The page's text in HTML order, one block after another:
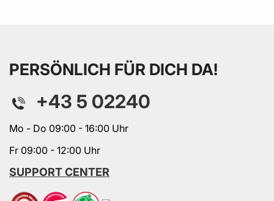
PERSÖNLICH FÜR DICH DA!
+43 5 02240
Mo - Do 09:00 - 16:00 Uhr
Fr 09:00 - 12:00 Uhr
SUPPORT CENTER